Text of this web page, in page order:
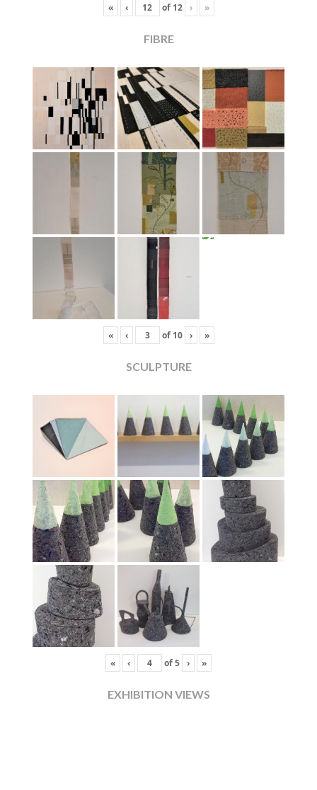
« ‹ of 12 › »
FIBRE
« ‹ of 10 › »
SCULPTURE
« ‹ of5 › »
EXHIBITION VIEWS